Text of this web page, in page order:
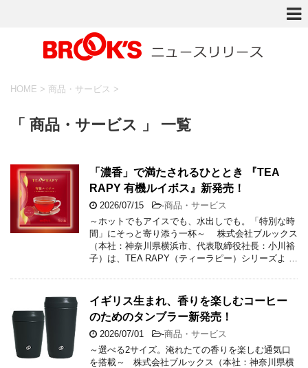
HOME > 商品・サービス >
「 商品・サービス 」 一覧
「濃香」で満たされるひととき 『TEA
RAPY 有機ルイボス』新発売！
2026/07/15 -商品・サービス
～ホットでもアイスでも、水出しでも。「特別な時
間」にそっと寄り添う一杯～ 株式会社ブルックス
（本社：神奈川県横浜市、代表取締役社長：小川裕
子）は、TEA RAPY（ティーラピー）シリーズよ …
イギリス生まれ、香りを楽しむコーヒー
のためのタンブラー新発売！
2026/07/01 -商品・サービス
～選べる2サイズ。淹れたての香りを楽しむ通気口
を搭載～ 株式会社ブルックス（本社：神奈川県横